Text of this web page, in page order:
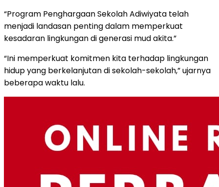
“Program Penghargaan Sekolah Adiwiyata telah
menjadi landasan penting dalam memperkuat
kesadaran lingkungan di generasi mud akita.”
“Ini memperkuat komitmen kita terhadap lingkungan
hidup yang berkelanjutan di sekolah-sekolah,” ujarnya
beberapa waktu lalu.